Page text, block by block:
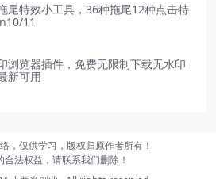
尾特效小工具，36种拖尾12种点击特
11
浏览器插件，免费无限制下载无水印
新可用
，仅供学习，版权归原作者所有！
合法权益，请联系我们删除！